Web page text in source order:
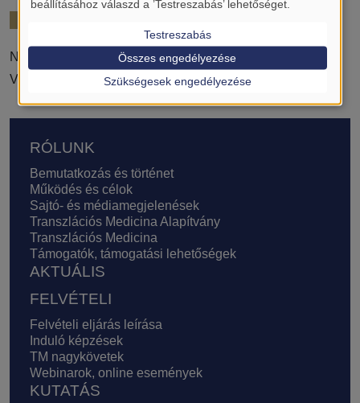
Németh Anna
Vitai Viktória
Lábléc
RÓLUNK
Bemutatkozás és történet
Működés és célok
Sajtó- és médiamegjelenések
Transzlációs Medicina Alapítvány
Transzlációs Medicina
Támogatók, támogatási lehetőségek
AKTUÁLIS
FELVÉTELI
Felvételi eljárás leírása
Induló képzések
TM nagykövetek
Webinarok, online események
KUTATÁS
beállításához válaszd a ’Testreszabás’ lehetőséget.
Testreszabás
Szükségesek engedélyezése
Összes engedélyezése